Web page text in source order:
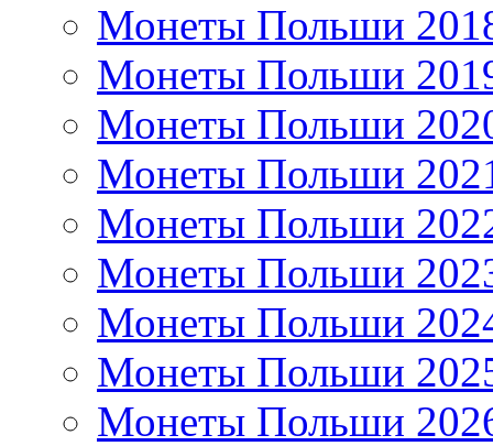
Монеты Польши
Монеты Польши
Монеты Польши
Монеты Польши
Монеты Польши
Монеты Польши
Монеты Польши
Монеты Польши
Монеты Польши